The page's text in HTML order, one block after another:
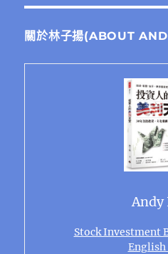
關於林子揚(ABOUT
Andy
Stock Investment
English